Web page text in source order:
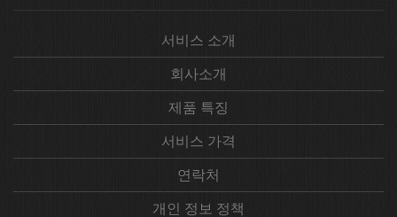
서비스 소개
회사소개
제품 특징
서비스 가격
연락처
개인 정보 정책